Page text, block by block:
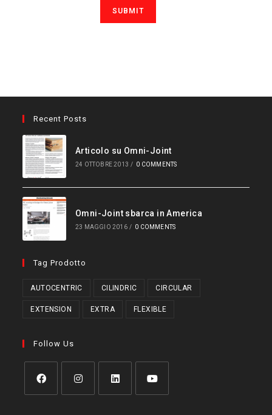
Recent Posts
Articolo su Omni-Joint
24 OTTOBRE 2013 / 0 COMMENTS
Omni-Joint sbarca in America
23 MAGGIO 2016 / 0 COMMENTS
Tag Prodotto
AUTOCENTRIC CILINDRIC CIRCULAR
EXTENSION EXTRA FLEXIBLE
Follow Us